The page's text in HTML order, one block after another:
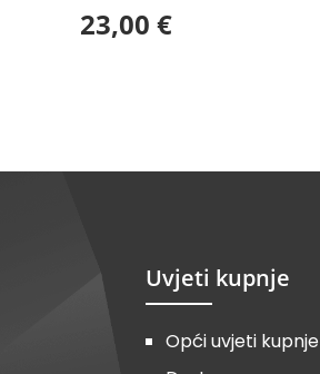
23,00 €
Uvjeti kupnje
Opći uvjeti kupnje